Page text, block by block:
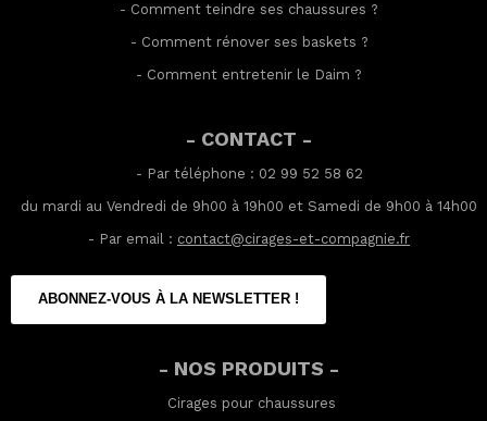
- Comment teindre ses chaussures ?
- Comment rénover ses baskets ?
- Comment entretenir le Daim ?
- CONTACT -
- Par téléphone : 02 99 52 58 62
du mardi au Vendredi de 9h00 à 19h00 et Samedi de 9h00 à 14h00
- Par email : contact@cirages-et-compagnie.fr
ABONNEZ-VOUS À LA NEWSLETTER !
- NOS PRODUITS -
Cirages pour chaussures